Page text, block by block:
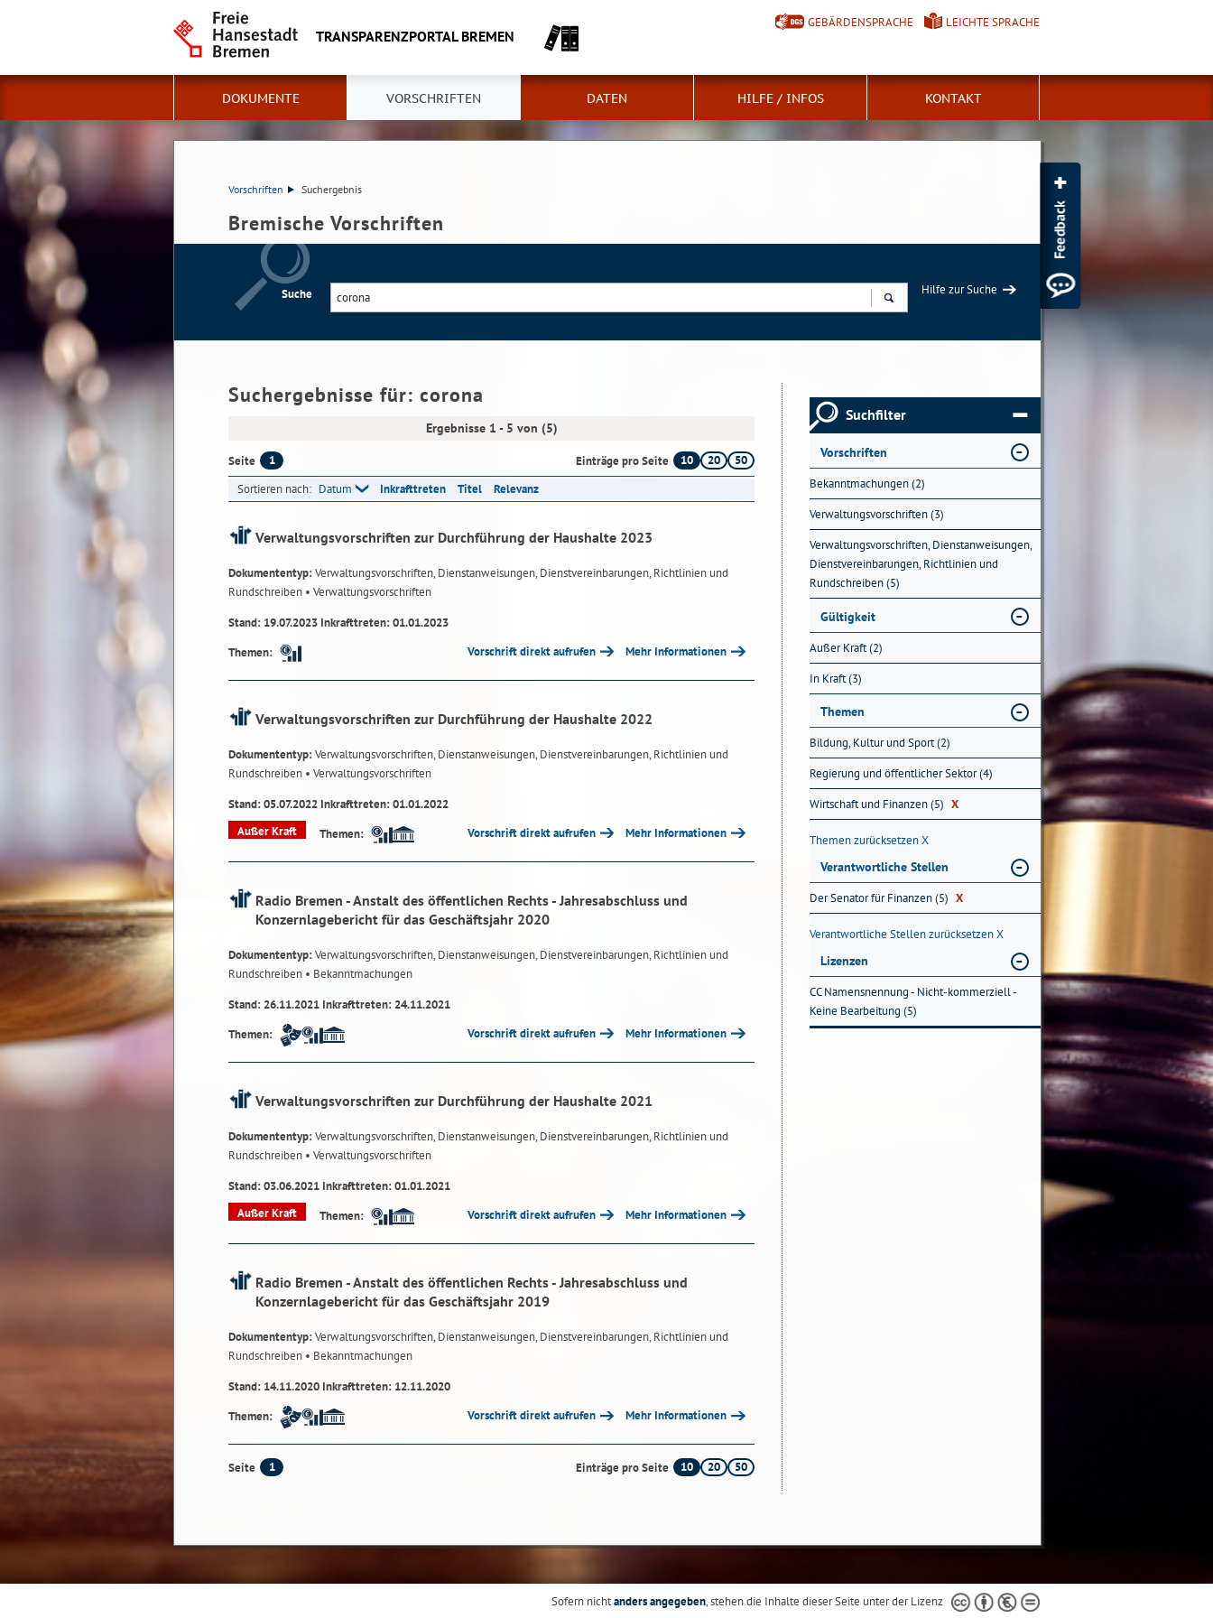
TRANSPARENZPORTAL BREMEN
GEBÄRDENSPRACHE LEICHTE SPRACHE
DOKUMENTE VORSCHRIFTEN DATEN HILFE / INFOS KONTAKT
Vorschriften Suchergebnis
Bremische Vorschriften
Suche
Hilfe zur Suche
Suchergebnisse für: corona
Ergebnisse 1 - 5 von (5)
Seite 1 Einträge pro Seite 10 20
50
Sortieren nach: Datum Inkrafttreten Titel Relevanz
Verwaltungsvorschriften zur Durchführung der Haushalte 2023
Dokumententyp:Verwaltungsvorschriften, Dienstanweisungen, Dienstvereinbarungen, Richtlinien und
Rundschreiben • Verwaltungsvorschriften
Stand: 19.07.2023 Inkrafttreten: 01.01.2023
Themen:
Vorschrift direkt aufrufen Mehr Informationen
Verwaltungsvorschriften zur Durchführung der Haushalte 2022
Dokumententyp:Verwaltungsvorschriften, Dienstanweisungen, Dienstvereinbarungen, Richtlinien und
Rundschreiben • Verwaltungsvorschriften
Stand: 05.07.2022 Inkrafttreten: 01.01.2022
Außer Kraft
Themen: Vorschrift direkt aufrufen Mehr Informationen
Radio Bremen - Anstalt des öffentlichen Rechts - Jahresabschluss und
Konzernlagebericht für das Geschäftsjahr 2020
Dokumententyp:Verwaltungsvorschriften, Dienstanweisungen, Dienstvereinbarungen, Richtlinien und
Rundschreiben • Bekanntmachungen
Stand: 26.11.2021 Inkrafttreten: 24.11.2021
Themen:
Vorschrift direkt aufrufen Mehr Informationen
Verwaltungsvorschriften zur Durchführung der Haushalte 2021
Dokumententyp:Verwaltungsvorschriften, Dienstanweisungen, Dienstvereinbarungen, Richtlinien und
Rundschreiben • Verwaltungsvorschriften
Stand: 03.06.2021 Inkrafttreten: 01.01.2021
Außer Kraft
Themen: Vorschrift direkt aufrufen Mehr Informationen
Radio Bremen - Anstalt des öffentlichen Rechts - Jahresabschluss und
Konzernlagebericht für das Geschäftsjahr 2019
Dokumententyp:Verwaltungsvorschriften, Dienstanweisungen, Dienstvereinbarungen, Richtlinien und
Rundschreiben • Bekanntmachungen
Stand: 14.11.2020 Inkrafttreten: 12.11.2020
Themen:
Vorschrift direkt aufrufen Mehr Informationen
Seite 1 Einträge pro Seite 10 20 50
Suchfilter
Vorschriften
Bekanntmachungen (2)
Verwaltungsvorschriften (3)
Verwaltungsvorschriften, Dienstanweisungen,
Dienstvereinbarungen, Richtlinien und
Rundschreiben (5)
Gültigkeit
Außer Kraft (2)
In Kraft (3)
Themen
Bildung, Kultur und Sport (2)
Regierung und öffentlicher Sektor (4)
Wirtschaft und Finanzen (5) X
Themen zurücksetzenX
Verantwortliche Stellen
Der Senator für Finanzen (5) X
Verantwortliche Stellen zurücksetzenX
Lizenzen
CC Namensnennung - Nicht-kommerziell -
Keine Bearbeitung (5)
Sofern nichtanders angegeben, stehen die Inhalte dieser Seite unter der Lizenz